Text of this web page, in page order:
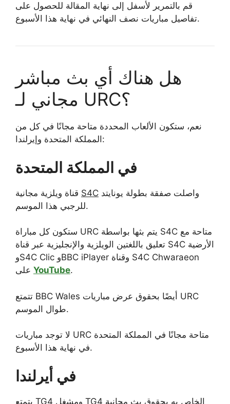
قم بالتمرير لأسفل إلى نهاية المقالة للحصول على
تفاصيل مباريات نصف النهائي في نهاية هذا الأسبوع.
هل هناك أي بث مباشر
مجاني لـ URC؟
نعم، ستكون الألعاب المحددة متاحة مجانًا في كل من
المملكة المتحدة وإيرلندا:
في المملكة المتحدة
S4C
للرجبي هذا الموسم.
ستكون كل مباراة URC يتم بثها بواسطة S4C متاحة مع
تعليق باللغتين الويلزية والإنجليزية عبر قناة S4C الأرضية
وS4C Clic وBBC iPlayer وقناة S4C Chwaraeon
YouTube.
تتمتع BBC Wales أيضًا بحقوق عرض مباريات URC
طوال الموسم.
لا توجد مباريات URC متاحة مجانًا في المملكة المتحدة
في نهاية هذا الأسبوع.
في أيرلندا
يتمتع TG4 ومشغل TG4 الخاص به بحقوق بث مجانية